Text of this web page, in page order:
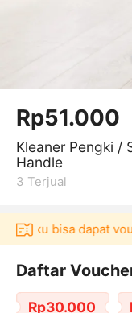
Rp51.000
Kleaner Pengki /
Handle
3 Terjual
bisa dapat
Daftar
Rp30.000